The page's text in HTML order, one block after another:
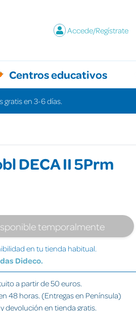
Accede/Regístrate
Centros educativos
gratis en 3-6 días.
DECA II 5Prm
temporalmente
en tu tienda habitual.
Dideco.
a partir de 50 euros.
48 horas. (Entregas en Península)
devolución en tienda gratis.